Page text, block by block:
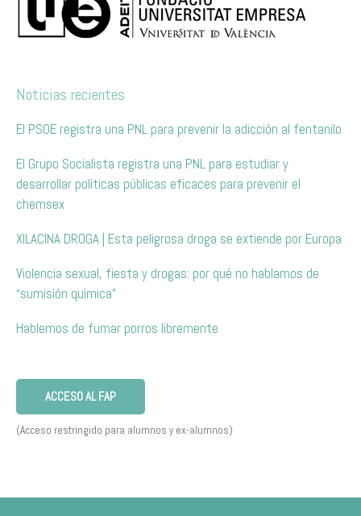
Noticias recientes
El PSOE registra una PNL para prevenir la adicción al fentanilo
El Grupo Socialista registra una PNL para estudiar y
desarrollar políticas públicas eficaces para prevenir el
chemsex
XILACINA DROGA | Esta peligrosa droga se extiende por Europa
Violencia sexual, fiesta y drogas: por qué no hablamos de
“sumisión química”
Hablemos de fumar porros libremente
ACCESO AL FAP
(Acceso restringido para alumnos y ex-alumnos)